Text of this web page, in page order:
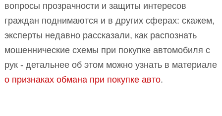
вопросы прозрачности и защиты интересов
граждан поднимаются и в других сферах: скажем,
эксперты недавно рассказали, как распознать
мошеннические схемы при покупке автомобиля с
рук - детальнее об этом можно узнать в материале
о признаках обмана при покупке авто.